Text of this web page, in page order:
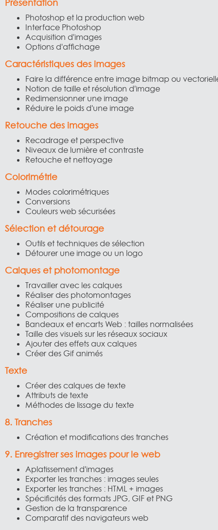
Présentation
Photoshop et la production web
Interface Photoshop
Acquisition d'images
Options d'affichage
Caractéristiques des images
Faire la différence entre image bitmap ou
Notion de taille et résolution d'image
Redimensionner une image
Réduire le poids d'une image
Retouche des images
Recadrage et perspective
Niveaux de lumière et contraste
Retouche et nettoyage
Colorimétrie
Modes colorimétriques
Conversions
Couleurs web sécurisées
Sélection et détourage
Outils et techniques de sélection
Détourer une image ou un logo
Calques et photomontage
Travailler avec les calques
Réaliser des photomontages
Réaliser une publicité
Compositions de calques
Bandeaux et encarts Web : tailles normalisées
Taille des visuels sur les réseaux sociaux
Ajouter des effets aux calques
Créer des Gif animés
Texte
Créer des calques de texte
Attributs de texte
Méthodes de lissage du texte
8. Tranches
Création et modifications des tranches
9. Enregistrer ses images pour le web
Aplatissement d'images
Exporter les tranches : images seules
Exporter les tranches : HTML + images
Spécificités des formats JPG, GIF et PNG
Gestion de la transparence
Comparatif des navigateurs web